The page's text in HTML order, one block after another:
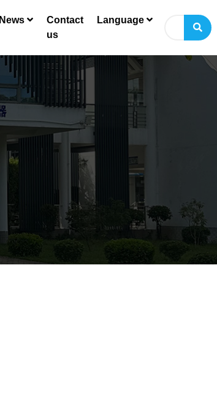
News
Contact
us
Language